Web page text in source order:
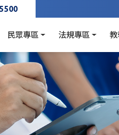
民眾專區 法規專區 教